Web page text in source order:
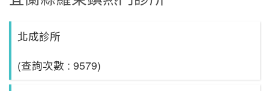
北成診所
(查詢次數 : 9579)